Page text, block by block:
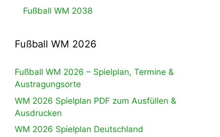
Fußball WM 2038
Fußball WM 2026
Fußball WM 2026 – Spielplan, Termine &
Austragungsorte
WM 2026 Spielplan PDF zum Ausfüllen &
Ausdrucken
WM 2026 Spielplan Deutschland